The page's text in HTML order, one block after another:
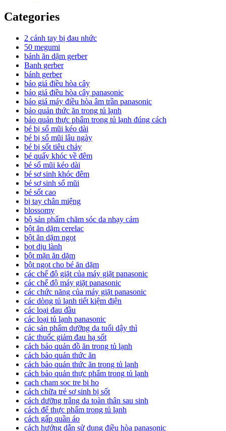
Categories
2 cánh tay bị đau nhức
50 megumi
bánh ăn dặm gerber
Banh gerber
bánh gerber
báo giá điều hòa cây
báo giá điều hòa cây panasonic
báo giá máy điều hòa âm trần panasonic
bảo quản thức ăn trong tủ lạnh
bảo quản thực phẩm trong tủ lạnh đúng cách
bé bị sổ mũi kéo dài
bé bị sổ mũi lâu ngày
bé bị sốt tiêu chảy
bé quấy khóc về đêm
bé sổ mũi kéo dài
bé sơ sinh khóc đêm
bé sơ sinh sổ mũi
bé sốt cao
bị tay chân miệng
blossomy
bộ sản phẩm chăm sóc da nhạy cảm
bột ăn dặm cerelac
bột ăn dặm ngọt
bọt dịu lành
bột mặn ăn dặm
bột ngọt cho bé ăn dặm
các chế độ giặt của máy giặt panasonic
các chế độ máy giặt panasonic
các chức năng của máy giặt panasonic
các dòng tủ lạnh tiết kiệm điện
các loại đau đầu
các loại tủ lạnh panasonic
các sản phẩm dưỡng da tuổi dậy thì
các thuốc giảm đau hạ sốt
cách bảo quản đồ ăn trong tủ lạnh
cách bảo quản thức ăn
cách bảo quản thức ăn trong tủ lạnh
cách bảo quản thực phẩm trong tủ lạnh
cach cham soc tre bi ho
cách chữa trẻ sơ sinh bị sốt
cách dưỡng trắng da toàn thân sau sinh
cách để thực phẩm trong tủ lạnh
cách gấp quần áo
cách hướng dẫn sử dụng điều hòa panasonic